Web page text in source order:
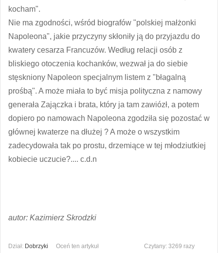
kocham".
Nie ma zgodności, wśród biografów "polskiej małżonki
Napoleona", jakie przyczyny skłoniły ją do przyjazdu do
kwatery cesarza Francuzów. Według relacji osób z
bliskiego otoczenia kochanków, wezwał ja do siebie
stęskniony Napoleon specjalnym listem z "błagalną
prośbą". A może miała to być misja polityczna z namowy
generała Zajączka i brata, który ja tam zawiózł, a potem
dopiero po namowach Napoleona zgodziła się pozostać w
głównej kwaterze na dłużej ? A może o wszystkim
zadecydowała tak po prostu, drzemiące w tej młodziutkiej
kobiecie uczucie?.... c.d.n
autor: Kazimierz Skrodzki
Dział: Dobrzyki Oceń ten artykuł Czytany: 3269 razy